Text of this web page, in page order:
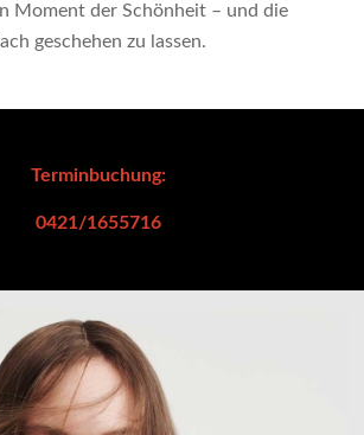
Moment der Schönheit – und die
geschehen zu lassen.
Terminbuchung:
0421/1655716